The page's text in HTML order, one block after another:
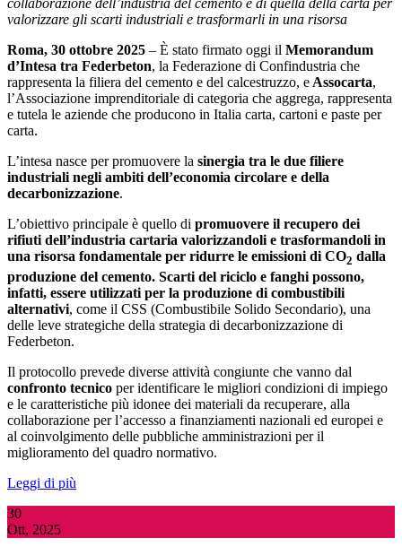
collaborazione dell’industria del cemento e di quella della carta per
valorizzare gli scarti industriali e trasformarli in una risorsa
Roma, 30 ottobre 2025 – È stato firmato oggi il Memorandum
d’Intesa tra Federbeton, la Federazione di Confindustria che
rappresenta la filiera del cemento e del calcestruzzo, e Assocarta,
l’Associazione imprenditoriale di categoria che aggrega, rappresenta
e tutela le aziende che producono in Italia carta, cartoni e paste per
carta.
L’intesa nasce per promuovere la sinergia tra le due filiere
industriali negli ambiti dell’economia circolare e della
decarbonizzazione.
L’obiettivo principale è quello di promuovere il recupero dei
rifiuti dell’industria cartaria valorizzandoli e trasformandoli in
una risorsa fondamentale per ridurre le emissioni di CO2 dalla
produzione del cemento. Scarti del riciclo e fanghi possono,
infatti, essere utilizzati per la produzione di combustibili
alternativi, come il CSS (Combustibile Solido Secondario), una
delle leve strategiche della strategia di decarbonizzazione di
Federbeton.
Il protocollo prevede diverse attività congiunte che vanno dal
confronto tecnico per identificare le migliori condizioni di impiego
e le caratteristiche più idonee dei materiali da recuperare, alla
collaborazione per l’accesso a finanziamenti nazionali ed europei e
al coinvolgimento delle pubbliche amministrazioni per il
miglioramento del quadro normativo.
Leggi di più
30
Ott, 2025